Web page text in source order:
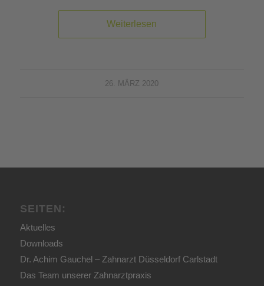
Weiterlesen
26. MÄRZ 2020
SEITEN:
Aktuelles
Downloads
Dr. Achim Gauchel – Zahnarzt Düsseldorf Carlstadt
Das Team unserer Zahnarztpraxis